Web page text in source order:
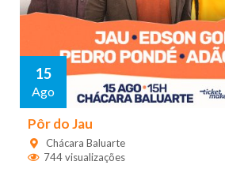
15
Ago
Pôr do Jau
Chácara Baluarte
744 visualizações